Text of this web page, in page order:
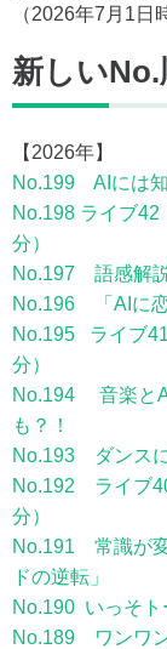
（2026年7月1日
新しいNo.
【2026年】
No.199 AIには
No.198 ライブ42
分）
No.197 語感解説
No.196 「AIに
No.195 ライブ
分）
No.194 音楽と
も？！
No.193 ダンス
No.192 ライブ
分）
No.191 常識が
ドの逆転」
No.190 いっそト
No.189 ワンワ